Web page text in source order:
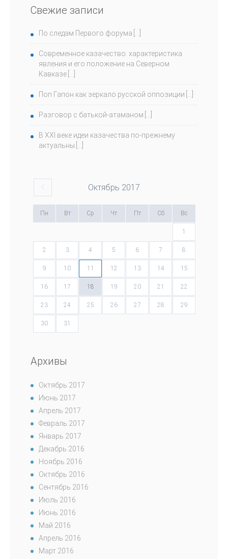
Свежие записи
По следам Первого форума
Современное казачество: характеристика
явления и его положение на Северном
Кавказе
Поп Гапон как зеркало русской оппозиции
Разговор с батькой-атаманом
В ХХI веке идеи казачества по-прежнему
актуальны
Октябрь 2017
Пн Вт Ср Чт Пт Сб Вс
1
2 3 4 5 6 7 8
9 10 11 12 13 14 15
16 17 18 19 20 21 22
23 24 25 26 27 28 29
30 31
Архивы
Октябрь 2017
Июнь 2017
Апрель 2017
Февраль 2017
Январь 2017
Декабрь 2016
Ноябрь 2016
Октябрь 2016
Сентябрь 2016
Июль 2016
Июнь 2016
Май 2016
Апрель 2016
Март 2016